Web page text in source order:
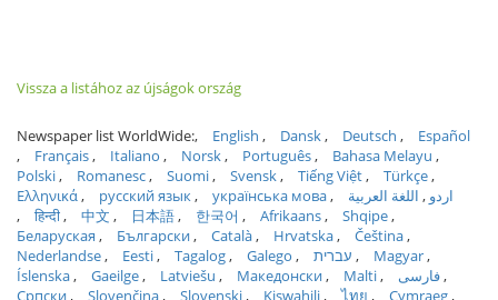
Vissza a listához az újságok ország
Newspaper list WorldWide: English Dansk Deutsch
Español
Français
Italiano Norsk Português
Bahasa Melayu
Polski
Romanesc Suomi Svensk Tiếng Việt
Türkçe
Ελληνικά
русский язык українська мова اردو
اللغة العربية
हिन्दी
中文 日本語 한국어 Afrikaans
Shqipe
Беларуская
Български Català Hrvatska
Čeština
Nederlandse
Eesti Tagalog Galego עברית
Magyar
Íslenska
Gaeilge Latviešu Македонски Malti
فارسی
Српски
Slovenčina Slovenski Kiswahili ไทย Cymraeg